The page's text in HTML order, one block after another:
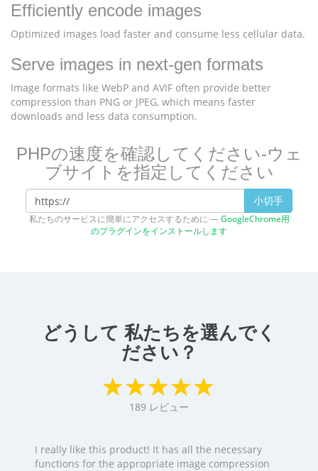
Efficiently encode images
Optimized images load faster and consume less cellular data.
Serve images in next-gen formats
Image formats like WebP and AVIF often provide better
compression than PNG or JPEG, which means faster
downloads and less data consumption.
PHPの速度を確認してください-ウェ
ブサイトを指定してください
小切手
私たちのサービスに簡単にアクセスするために —GoogleChrome用
のプラグインをインストールします
どうして 私たちを選んでく
ださい？
189 レビュー
I really like this product! It has all the necessary
functions for the appropriate image compression